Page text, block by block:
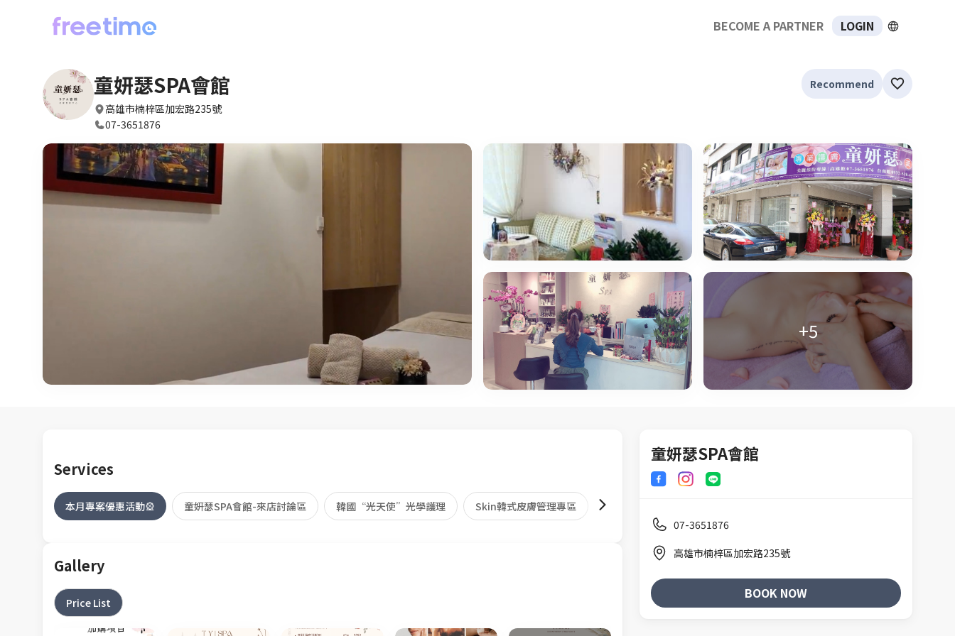
BECOME A PARTNER LOGIN
童妍瑟SPA會館
高雄市楠梓區加宏路235號
07-3651876
Recommend
+5
Services
本月專案優惠活動🎡 童妍瑟SPA會館-來店討論區 韓國“光天使”光學護理 Skin韓式皮膚管理專區
Gallery
Price List
童妍瑟SPA會館
07-3651876
高雄市楠梓區加宏路235號
BOOK NOW